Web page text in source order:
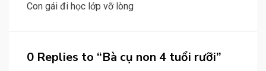
Con gái đi học lớp vỡ lòng
0 Replies to “Bà cụ non 4 tuổi rưỡi”